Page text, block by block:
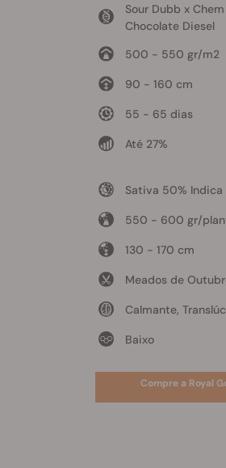
Sour Dubb x
Chocolate Diesel
500 - 550 gr/m2
90 - 160 cm
55 - 65 dias
Até 27%
Sativa 50% Indica
550 - 600 gr/
130 - 170 cm
Meados de
Calmante,
Baixo
Compre a Royal